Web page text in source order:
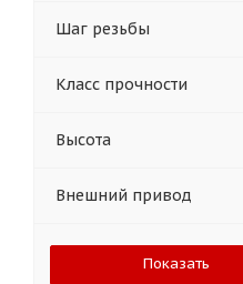
Шаг резьбы
Класс прочности
Высота
Внешний привод